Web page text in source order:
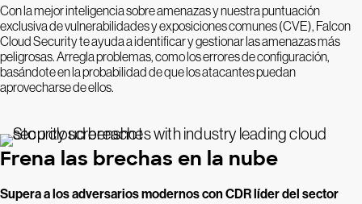
Con la mejor inteligencia sobre amenazas y nuestra puntuación
exclusiva de vulnerabilidades y exposiciones comunes (CVE), Falcon
Cloud Security te ayuda a identificar y gestionar las amenazas más
peligrosas. Arregla problemas, como los errores de configuración,
basándote en la probabilidad de que los atacantes puedan
aprovecharse de ellos.
Frena las brechas en la nube
Supera a los adversarios modernos con CDR líder del sector